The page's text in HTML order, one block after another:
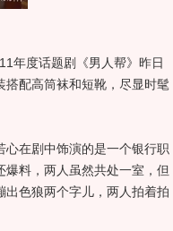
年度话题剧《男人帮》昨日
配高筒袜和短靴，尽显时髦
在剧中饰演的是一个银行职
爆料，两人虽然共处一室，但
色狼两个字儿，两人拍着拍